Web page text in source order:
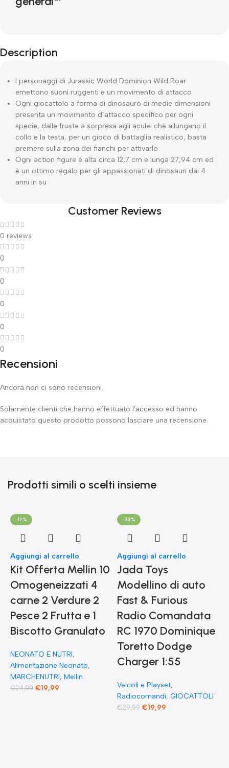
Description
I personaggi di Jurassic World Dominion Wild Roar
emettono suoni ruggenti e un movimento di attacco
Ogni giocattolo a forma di dinosauro di medie dimensioni
presenta un movimento d’attacco specifico per ogni
specie, dalle fruste a sorpresa agli aculei che allungano il
collo e la testa, per un gioco di battaglia realistico; basta
premere sulla zona dei fianchi per attivarlo
Ogni action figure è alta circa 12,7 cm e lunga 27,94 cm ed
è un ottimo regalo per gli appassionati di dinosauri dai 4
anni in su
Customer Reviews
0 reviews
0
0
0
0
0
Recensioni
Ancora non ci sono recensioni.
Solamente clienti che hanno effettuato l'accesso ed hanno
acquistato questo prodotto possono lasciare una recensione.
Prodotti simili o scelti insieme
-17%
Aggiungi al carrello
Kit Offerta Mellin 10
Omogeneizzati 4
carne 2 Verdure 2
Pesce 2 Frutta e 1
Biscotto Granulato
NEONATO E NUTRI,
Alimentazione Neonato,
MARCHENUTRI, Mellin
€24,00 €19,99
-33%
Aggiungi al carrello
Jada Toys
Modellino di auto
Fast & Furious
Radio Comandata
RC 1970 Dominique
Toretto Dodge
Charger 1:55
Veicoli e Playset,
Radiocomandi, GIOCATTOLI
€29,99 €19,99